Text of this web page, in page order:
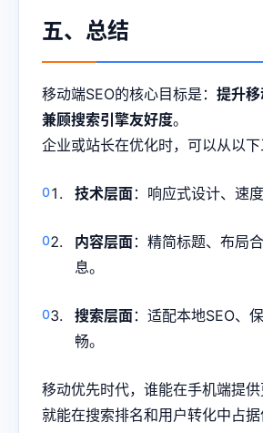
五、总结
移动端SEO的核心目标是： 提升
兼顾搜索引擎友好度。
企业或站长在优化时，可以从以下
技术层面：响应式设计、速
内容层面：精简标题、布局
息。
搜索层面：适配本地SEO、
畅。
移动优先时代，谁能在手机端提
就能在搜索排名和用户转化中占据